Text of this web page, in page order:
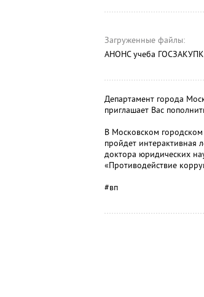
Загруженные файлы:
АНОНС учеба
Департамент города
приглашает Вас
В Московском
пройдет интерактивная
доктора юридических
«Противодействие
#вп